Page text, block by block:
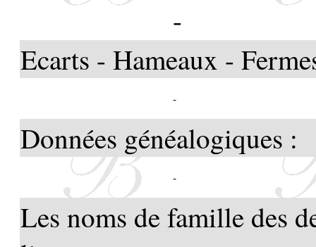
-
Ecarts - Hameaux -
-
Données généalogiques :
-
Les noms de famille des